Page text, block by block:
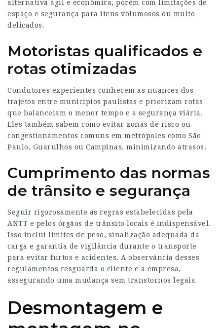
alternativa ágil e econômica, porém com limitações de
espaço e segurança para itens volumosos ou muito
delicados.
Motoristas qualificados e
rotas otimizadas
Condutores experientes conhecem as nuances dos
trajetos entre municípios paulistas e priorizam rotas
que balanceiam o menor tempo e a segurança viária.
Eles também sabem como evitar zonas de risco ou
congestionamentos comuns em metrópoles como São
Paulo, Guarulhos ou Campinas, minimizando atrasos.
Cumprimento das normas
de trânsito e segurança
Seguir rigorosamente as regras estabelecidas pela
ANTT e pelos órgãos de trânsito locais é indispensável.
Isso inclui limites de peso, sinalização adequada da
carga e garantia de vigilância durante o transporte
para evitar furtos e acidentes. A observância desses
regulamentos resguarda o cliente e a empresa,
assegurando uma mudança sem transtornos legais.
Desmontagem e